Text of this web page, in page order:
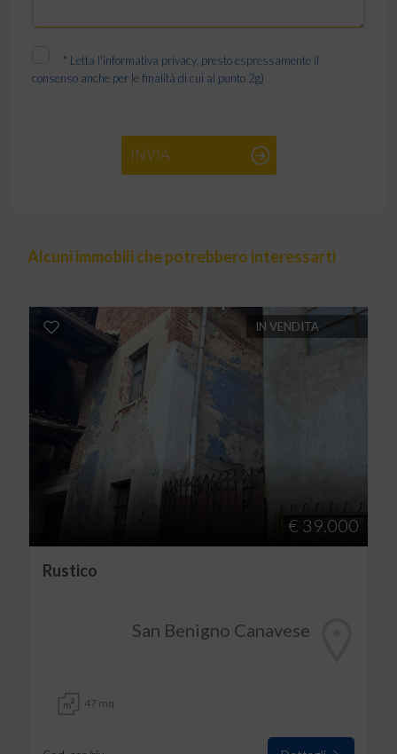
* Letta l'informativa privacy, presto espressamente il
consenso anche per le finalità di cui al punto 2g)
INVIA
Alcuni immobili che potrebbero interessarti
IN VENDITA
€ 39.000
Rustico
San Benigno Canavese
47 mq